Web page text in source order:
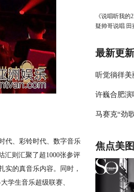
代、彩铃时代、数字音乐
汇则汇聚了超1000张参评
实的真音乐内容。同时，
学生音乐超级联赛、
《说唱听我的
疑帅哥说唱 田
最新更新
听觉徜徉
爵士乐唱响
许巍合肥演
宛若大型室
马赛克“劲
焦点美图